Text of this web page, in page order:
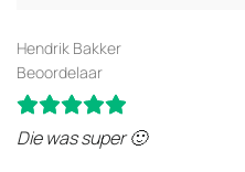
Hendrik Bakker
Beoordelaar
Die was super 🙂